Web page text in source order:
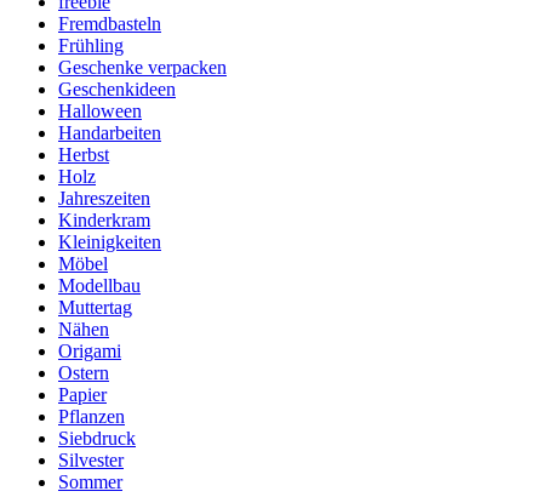
Fremdbasteln
Frühling
Geschenke verpacken
Geschenkideen
Halloween
Handarbeiten
Herbst
Holz
Jahreszeiten
Kinderkram
Kleinigkeiten
Möbel
Modellbau
Muttertag
Nähen
Origami
Ostern
Papier
Pflanzen
Siebdruck
Silvester
Sommer